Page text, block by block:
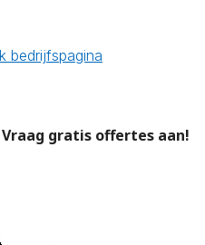
bedrijfspagina
gratis offertes aan!